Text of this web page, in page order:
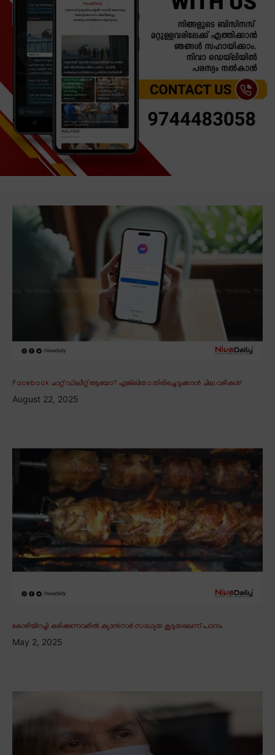
Facebook ചാറ്റ് ഡിലീറ്റ് ആയോ? എങ്കിലിതാ തിരിച്ചെടുക്കാൻ ചില വഴികൾ!
August 22, 2025
കോഴിയിറച്ചി കഴിക്കുന്നവരിൽ ക്യാൻസർ സാധ്യത കൂടുതലെന്ന് പഠനം
May 2, 2025